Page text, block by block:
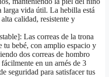
larga vida útil. La hebilla está
calidad, resistente y
Las correas de la trona
tu bebé, con amplio espacio y
dos correas de hombro
en un arnés de 3
seguridad para satisfacer tus